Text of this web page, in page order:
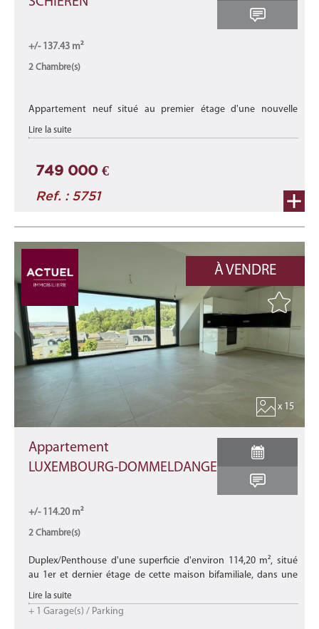
+/- 137.43 m²
2 Chambre(s)
Appartement neuf situé au premier étage d'une nouvelle
résidence ''Duerf Mëtt'' située à Schieren, au sein d'un village
calme.
+/- 106,54m2
se ...
Lire la suite
749 000 €
Ref. : 5751
À VENDRE
x 15
Appartement
LUXEMBOURG-DOMMELDANGE
+/- 114.20 m²
2 Chambre(s)
Duplex/Penthouse d'une superficie d'environ 114,20 m², situé
au 1er et dernier étage de cette maison bifamiliale, dans une
rue calme et agréable offrant à ses occupants une vue dégagée
et verdo ...
Lire la suite
+ 1 Garage(s) / Parking